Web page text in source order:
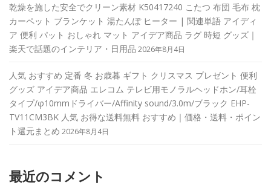
乾燥を施した安全でクリーン素材 K50417240 こたつ 布団 毛布 枕
カーペット ブランケット 湯たんぽ ヒーター | 関連単語 アイディ
ア 便利 パット おしゃれ マット アイデア商品 ラグ 時短 グッズ｜
楽天で話題のインテリア・日用品 2026年8月4日
人気 おすすめ 定番 冬 お歳暮 ギフト クリスマス プレゼント 便利
グッズ アイデア商品 エレコム テレビ用モノラルヘッドホン/耳栓
タイプ/φ10mmドライバー/Affinity sound/3.0m/ブラック EHP-
TV11CM3BK 人気 お得な送料無料 おすすめ｜価格・送料・ポイン
ト還元まとめ 2026年8月4日
最近のコメント